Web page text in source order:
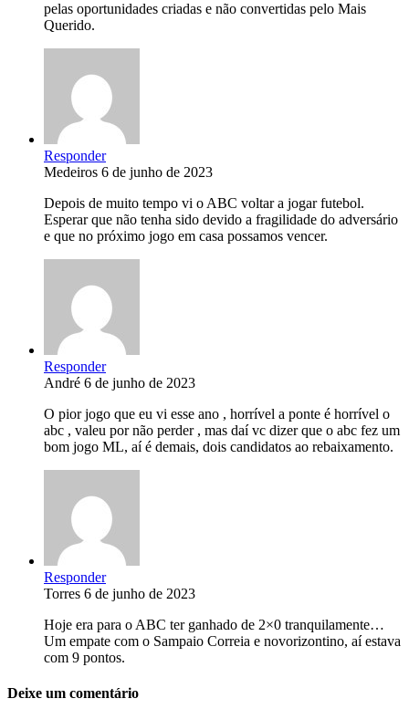
pelas oportunidades criadas e não convertidas pelo Mais
Querido.
Responder
Medeiros 6 de junho de 2023
Depois de muito tempo vi o ABC voltar a jogar futebol.
Esperar que não tenha sido devido a fragilidade do adversário
e que no próximo jogo em casa possamos vencer.
Responder
André 6 de junho de 2023
O pior jogo que eu vi esse ano , horrível a ponte é horrível o
abc , valeu por não perder , mas daí vc dizer que o abc fez um
bom jogo ML, aí é demais, dois candidatos ao rebaixamento.
Responder
Torres 6 de junho de 2023
Hoje era para o ABC ter ganhado de 2×0 tranquilamente…
Um empate com o Sampaio Correia e novorizontino, aí estava
com 9 pontos.
Deixe um comentário